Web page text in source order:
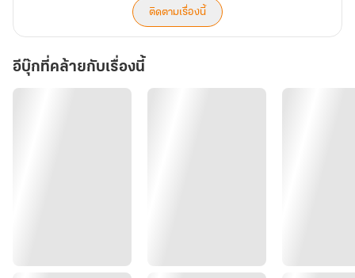
ติดตามเรื่องนี้
อีบุ๊กที่คล้ายกับเรื่องนี้